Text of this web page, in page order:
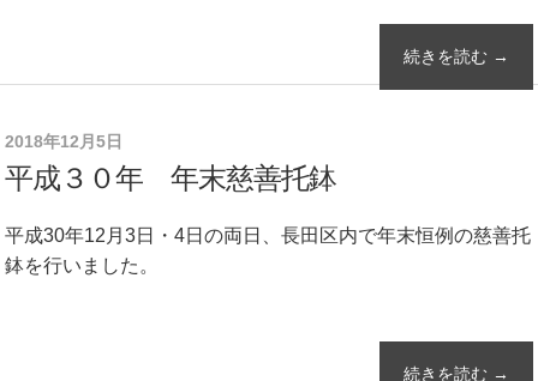
続きを読む →
2018年12月5日
平成３０年 年末慈善托鉢
平成30年12月3日・4日の両日、長田区内で年末恒例の慈善托
鉢を行いました。
続きを読む →